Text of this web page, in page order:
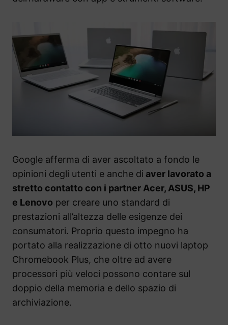
Google afferma di aver ascoltato a fondo le
opinioni degli utenti e anche di aver lavorato a
stretto contatto con i partner Acer, ASUS, HP
e Lenovo per creare uno standard di
prestazioni all’altezza delle esigenze dei
consumatori. Proprio questo impegno ha
portato alla realizzazione di otto nuovi laptop
Chromebook Plus, che oltre ad avere
processori più veloci possono contare sul
doppio della memoria e dello spazio di
archiviazione.